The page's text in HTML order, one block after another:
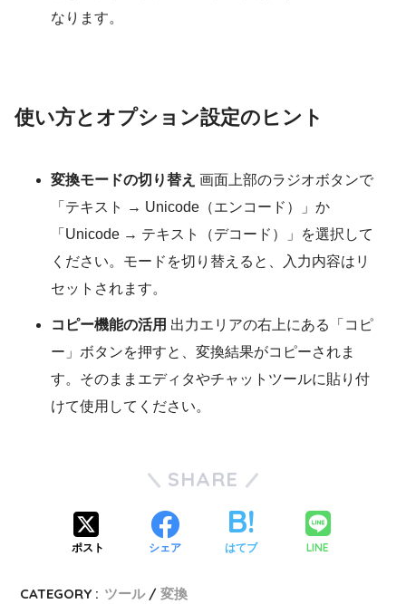
なります。
使い方とオプション設定のヒント
変換モードの切り替え 画面上部のラジオボタンで
「テキスト → Unicode（エンコード）」か
「Unicode → テキスト（デコード）」を選択して
ください。モードを切り替えると、入力内容はリ
セットされます。
コピー機能の活用 出力エリアの右上にある「コピ
ー」ボタンを押すと、変換結果がコピーされま
す。そのままエディタやチャットツールに貼り付
けて使用してください。
SHARE
ポスト シェア はてブ LINE
CATEGORY : ツール 変換